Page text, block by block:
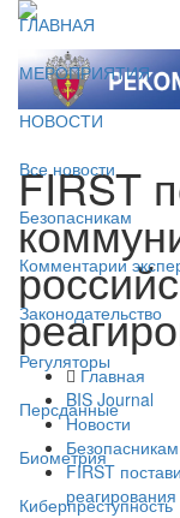
ГЛАВНАЯ
МЕРОПРИЯТИЯ
НОВОСТИ
Все новости
Безопасникам
Комментарии
Законодательство
Регуляторы
Персданные
Биометрия
Киберпреступность
FIRST
Главная
BIS Journal
Новости
Безопасникам
FIRST